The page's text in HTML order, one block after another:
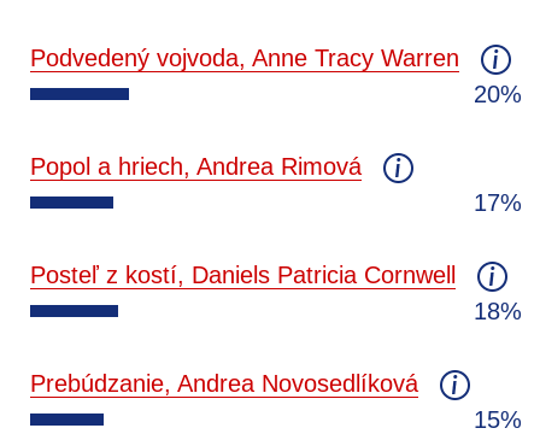
Podvedený vojvoda, Anne Tracy Warren
20%
Popol a hriech, Andrea Rimová
17%
Posteľ z kostí, Daniels Patricia Cornwell
18%
Prebúdzanie, Andrea Novosedlíková
15%